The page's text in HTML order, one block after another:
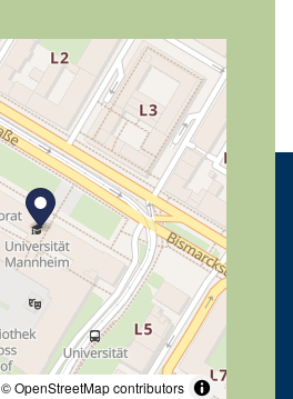
© OpenStreetMap contributors